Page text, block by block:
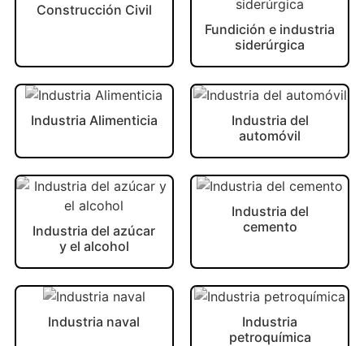
Construcción Civil
Fundición e industria
siderúrgica
Industria Alimenticia
Industria del
automóvil
Industria del azúcar
y el alcohol
Industria del
cemento
Industria naval
Industria
petroquímica